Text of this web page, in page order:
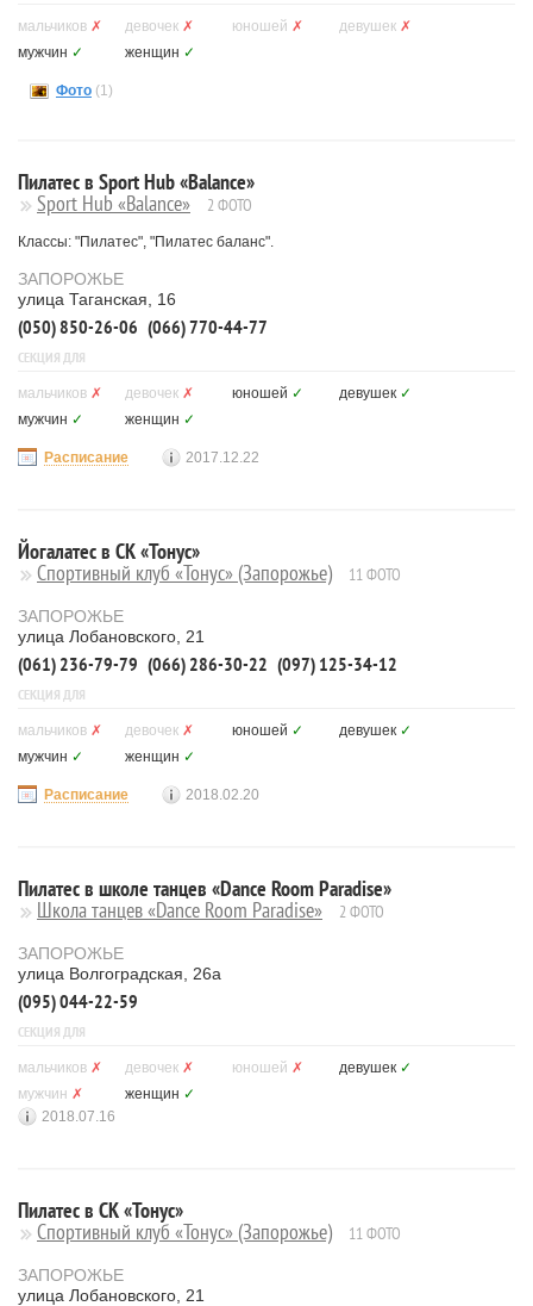
мальчиков ✗ девочек ✗ юношей ✗ девушек ✗
мужчин ✓ женщин ✓
Фото (1)
Пилатес в Sport Hub «Balance»
Sport Hub «Balance» 2 ФОТО
Классы: "Пилатес", "Пилатес баланс".
ЗАПОРОЖЬЕ
улица Таганская, 16
(050) 850-26-06 (066) 770-44-77
СЕКЦИЯ ДЛЯ
мальчиков ✗ девочек ✗ юношей ✓ девушек ✓
мужчин ✓ женщин ✓
Расписание 2017.12.22
Йогалатес в СК «Тонус»
Спортивный клуб «Тонус» (Запорожье) 11 ФОТО
ЗАПОРОЖЬЕ
улица Лобановского, 21
(061) 236-79-79 (066) 286-30-22 (097) 125-34-12
СЕКЦИЯ ДЛЯ
мальчиков ✗ девочек ✗ юношей ✓ девушек ✓
мужчин ✓ женщин ✓
Расписание 2018.02.20
Пилатес в школе танцев «Dance Room Paradise»
Школа танцев «Dance Room Paradise» 2 ФОТО
ЗАПОРОЖЬЕ
улица Волгоградская, 26а
(095) 044-22-59
СЕКЦИЯ ДЛЯ
мальчиков ✗ девочек ✗ юношей ✗ девушек ✓
мужчин ✗ женщин ✓
2018.07.16
Пилатес в СК «Тонус»
Спортивный клуб «Тонус» (Запорожье) 11 ФОТО
ЗАПОРОЖЬЕ
улица Лобановского, 21